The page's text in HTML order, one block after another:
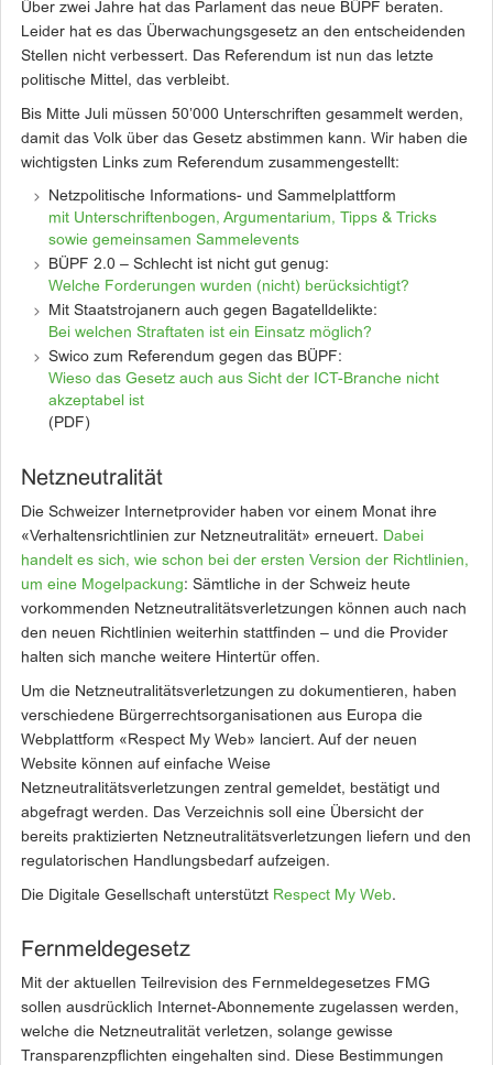
Über zwei Jahre hat das Parlament das neue BÜPF beraten.
Leider hat es das Überwachungsgesetz an den entscheidenden
Stellen nicht verbessert. Das Referendum ist nun das letzte
politische Mittel, das verbleibt.
Bis Mitte Juli müssen 50’000 Unterschriften gesammelt werden,
damit das Volk über das Gesetz abstimmen kann. Wir haben die
wichtigsten Links zum Referendum zusammengestellt:
Netzpolitische Informations- und Sammelplattform
mit Unterschriftenbogen, Argumentarium, Tipps & Tricks
sowie gemeinsamen Sammelevents
BÜPF 2.0 – Schlecht ist nicht gut genug:
Welche Forderungen wurden (nicht) berücksichtigt?
Mit Staatstrojanern auch gegen Bagatelldelikte:
Bei welchen Straftaten ist ein Einsatz möglich?
Swico zum Referendum gegen das BÜPF:
Wieso das Gesetz auch aus Sicht der ICT-Branche nicht
akzeptabel ist
(PDF)
Netzneutralität
Die Schweizer Internetprovider haben vor einem Monat ihre
«Verhaltensrichtlinien zur Netzneutralität» erneuert. Dabei
handelt es sich, wie schon bei der ersten Version der Richtlinien,
um eine Mogelpackung: Sämtliche in der Schweiz heute
vorkommenden Netzneutralitätsverletzungen können auch nach
den neuen Richtlinien weiterhin stattfinden – und die Provider
halten sich manche weitere Hintertür offen.
Um die Netzneutralitätsverletzungen zu dokumentieren, haben
verschiedene Bürgerrechtsorganisationen aus Europa die
Webplattform «Respect My Web» lanciert. Auf der neuen
Website können auf einfache Weise
Netzneutralitätsverletzungen zentral gemeldet, bestätigt und
abgefragt werden. Das Verzeichnis soll eine Übersicht der
bereits praktizierten Netzneutralitätsverletzungen liefern und den
regulatorischen Handlungsbedarf aufzeigen.
Die Digitale Gesellschaft unterstützt Respect My Web.
Fernmeldegesetz
Mit der aktuellen Teilrevision des Fernmeldegesetzes FMG
sollen ausdrücklich Internet-Abonnemente zugelassen werden,
welche die Netzneutralität verletzen, solange gewisse
Transparenzpflichten eingehalten sind. Diese Bestimmungen